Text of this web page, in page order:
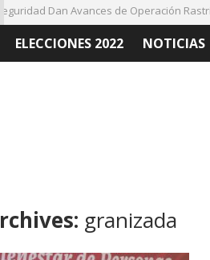
Dan Avances de Operación Rastrillo.
ELECCIONES 2022 NOTICIAS
granizada